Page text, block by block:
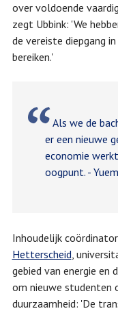
over voldoende
zegt Ubbink: 'We
de vereiste diepgang
bereiken.'
Als we de
er een nieuwe
economie
oogpunt. -
Inhoudelijk
Hetterscheid,
gebied van energie en
om nieuwe studenten
duurzaamheid: 'De